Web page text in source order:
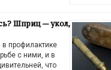
Шприц — укол,
профилактике
с ними, и в
что